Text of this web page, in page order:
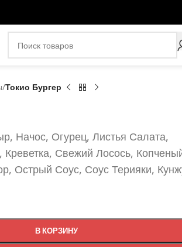
/Токио Бургер
Начос, Огурец, Листья Салата,
Свежий Лосось,
Острый Соус, Соус Терияки,
В КОРЗИНУ